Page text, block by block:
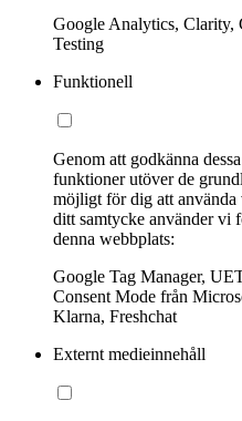
Google Analytics, Clarity,
Testing
Funktionell
Genom att godkänna
funktioner utöver de
möjligt för dig att använda
ditt samtycke använder vi
denna webbplats:
Google Tag Manager,
Consent Mode från
Klarna, Freshchat
Externt medieinnehåll